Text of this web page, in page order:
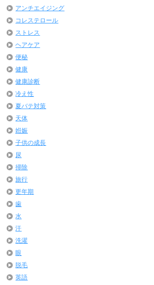
アンチエイジング
コレステロール
ストレス
ヘアケア
便秘
健康
健康診断
冷え性
夏バテ対策
天体
姙娠
子供の成長
尿
掃除
旅行
更年期
歯
水
汗
洗濯
眼
脱毛
英語